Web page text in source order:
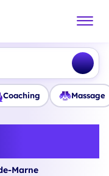
Coaching Massage
Marne